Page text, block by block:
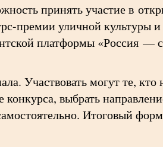
принять участие в
премии уличной
платформы «Россия —
Участвовать могут те,
конкурса, выбрать
Итоговый